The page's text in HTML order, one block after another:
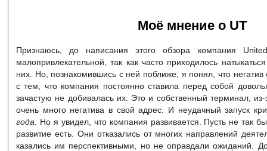
Моё мнение о UT
Признаюсь, до написания этого обзора компания
малопривлекательной, так как часто приходилось
них. Но, познакомившись с ней поближе, я понял, что негатив
с тем, что компания постоянно ставила перед собой
зачастую не добивалась их. Это и собственный терминал, из-
очень много негатива в свой адрес. И неудачный запуск
года . Но я увидел, что компания развивается. Пусть не так
развитие есть. Они отказались от многих направлений
казались им перспективными, но не оправдали ожиданий.